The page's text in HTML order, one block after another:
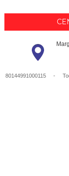
80144991000115 -